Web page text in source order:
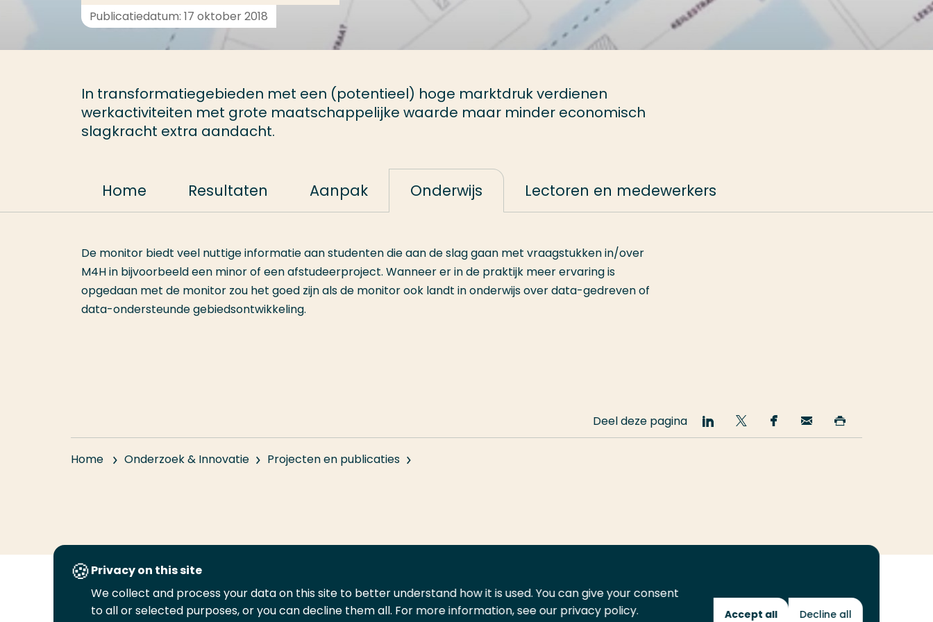
Publicatiedatum: 17 oktober 2018
In transformatiegebieden met een (potentieel) hoge marktdruk verdienen
werkactiviteiten met grote maatschappelijke waarde maar minder economisch
slagkracht extra aandacht.
Home Resultaten Aanpak Onderwijs Lectoren en medewerkers
De monitor biedt veel nuttige informatie aan studenten die aan de slag gaan met vraagstukken in/over
M4H in bijvoorbeeld een minor of een afstudeerproject. Wanneer er in de praktijk meer ervaring is
opgedaan met de monitor zou het goed zijn als de monitor ook landt in onderwijs over data-gedreven of
data-ondersteunde gebiedsontwikkeling.
Home Onderzoek & Innovatie Projecten en publicaties
Deel deze pagina
Deel
op
Deel
op
Deel
op
Email
deze deze
Volg
ons
Volg
ons
Volg
ons
Volg
ons
Privacy on this site
We collect and process your data on this site to better understand how it is used. You can give your consent
to all or selected purposes, or you can decline them all. For more information, see our privacy policy.
Accept all Decline all